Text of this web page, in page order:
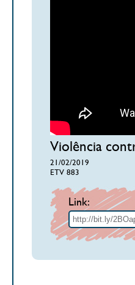
Violência
21/02/2019
ETV 883
Link: